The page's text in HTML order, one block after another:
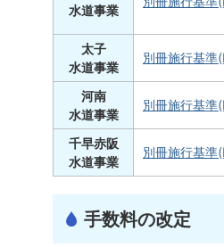
水道事業
太子
水道事業
別冊施行基準
河南
水道事業
別冊施行基準
千早赤阪
水道事業
別冊施行基準
手数料の改定